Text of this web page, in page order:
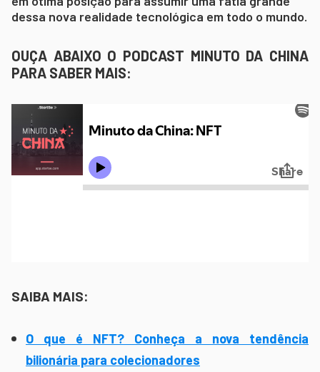
dessa nova realidade tecnológica em todo o mundo.
OUÇA ABAIXO O PODCAST MINUTO DA CHINA
PARA SABER MAIS:
SAIBA MAIS:
O que é NFT? Conheça a nova tendência
bilionária para colecionadores